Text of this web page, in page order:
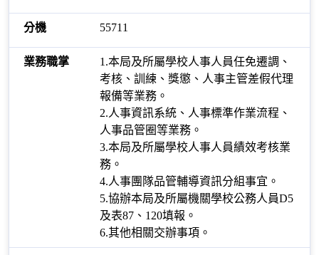
55711
1.本局及所屬學校人事人員任免遷調、
考核、訓練、獎懲、人事主管差假代理
報備等業務。
2.人事資訊系統、人事標準作業流程、
人事品管圈等業務。
3.本局及所屬學校人事人員績效考核業
務。
4.人事團隊品管輔導資訊分組事宜。
5.協辦本局及所屬機關學校公務人員D5
及表87、120填報。
6.其他相關交辦事項。